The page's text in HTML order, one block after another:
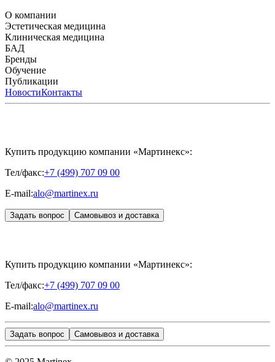
О компании
История компанииНаучный центр
центрПатентыЛаборатория
Мезотерапии
Эстетическая медицина
БиорепарацияФиллеры
пилинги
Клиническая медицина
HYALREPAIR® CHONDROreparant
DENTAL
FILLER INTIMO
БАД
CYTOHYALEX
Бренды
APRILINE®
InternationalHYALREPAIR®
ХОНДРОРЕПАРАНТ®
ДЕНТАЛMESALTERA BY DR. MIKHAYLOVAMEDIC
Обучение
Расписание мероприятий
обученияПреподаватели
Публикации
ЖУРНАЛ LES NOUVELLES ESTHÉTIQUES
«ИНЪЕКЦИОННАЯ КОСМЕТОЛОГИЯ»ЖУРНАЛ
НовостиКонтакты
Купить продукцию компании «Мартинекс»:
Тел/факс:+7 (499) 707 09 00
E-mail:alo@martinex.ru
Задать вопрос Самовывоз и доставка
Купить продукцию компании «Мартинекс»:
Тел/факс:+7 (499) 707 09 00
E-mail:alo@martinex.ru
Задать вопрос Самовывоз и доставка